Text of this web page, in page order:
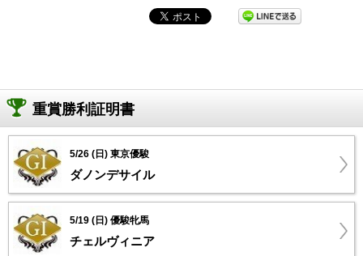
重賞勝利証明書
5/26 (日) 東京優駿
ダノンデサイル
5/19 (日) 優駿牝馬
チェルヴィニア